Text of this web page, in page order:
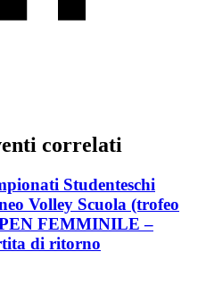
correlati
Studenteschi
Volley Scuola (trofeo
FEMMINILE –
di ritorno